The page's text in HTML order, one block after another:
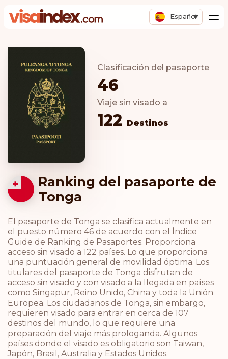
Español
Clasificación del pasaporte
46
Viaje sin visado a
122 Destinos
Ranking del pasaporte de
Tonga
El pasaporte de Tonga se clasifica actualmente en
el puesto número 46 de acuerdo con el Índice
Guide de Ranking de Pasaportes. Proporciona
acceso sin visado a 122 países. Lo que proporciona
una puntuación general de movilidad óptima. Los
titulares del pasaporte de Tonga disfrutan de
acceso sin visado y con visado a la llegada en países
como Singapur, Reino Unido, China y toda la Unión
Europea. Los ciudadanos de Tonga, sin embargo,
requieren visado para entrar en cerca de 107
destinos del mundo, lo que requiere una
preparación del viaje más prologanda. Algunos
países donde el visado es obligatorio son Taiwan,
Japón, Brasil, Australia y Estados Unidos.